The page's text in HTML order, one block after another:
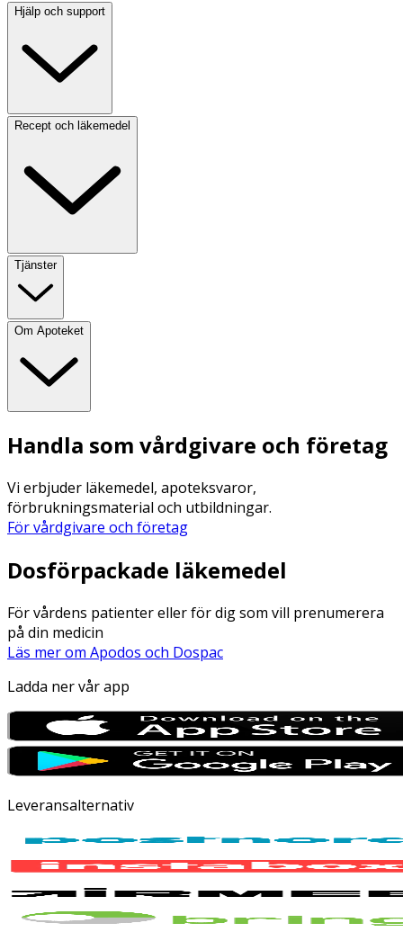
Hjälp och support
Recept och läkemedel
Tjänster
Om Apoteket
Handla som vårdgivare och företag
Vi erbjuder läkemedel, apoteksvaror,
förbrukningsmaterial och utbildningar.
För vårdgivare och företag
Dosförpackade läkemedel
För vårdens patienter eller för dig som vill prenumerera
på din medicin
Läs mer om Apodos och Dospac
Ladda ner vår app
Leveransalternativ